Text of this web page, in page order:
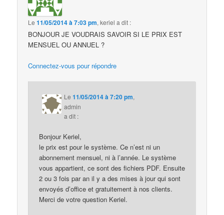
Le11/05/2014 à 7:03 pm,keriel a dit :
BONJOUR JE VOUDRAIS SAVOIR SI LE PRIX EST
MENSUEL OU ANNUEL ?
Connectez-vous pour répondre
Le11/05/2014 à 7:20 pm,
admin
a dit :
Bonjour Keriel,
le prix est pour le système. Ce n’est ni un
abonnement mensuel, ni à l’année. Le système
vous appartient, ce sont des fichiers PDF. Ensuite
2 ou 3 fois par an il y a des mises à jour qui sont
envoyés d’office et gratuitement à nos clients.
Merci de votre question Keriel.